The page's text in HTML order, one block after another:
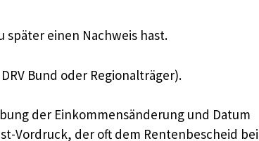
einen Nachweis hast.
Bund oder Regionalträger).​
der Einkommensänderung und Datum
Vordruck, der oft dem Rentenbescheid